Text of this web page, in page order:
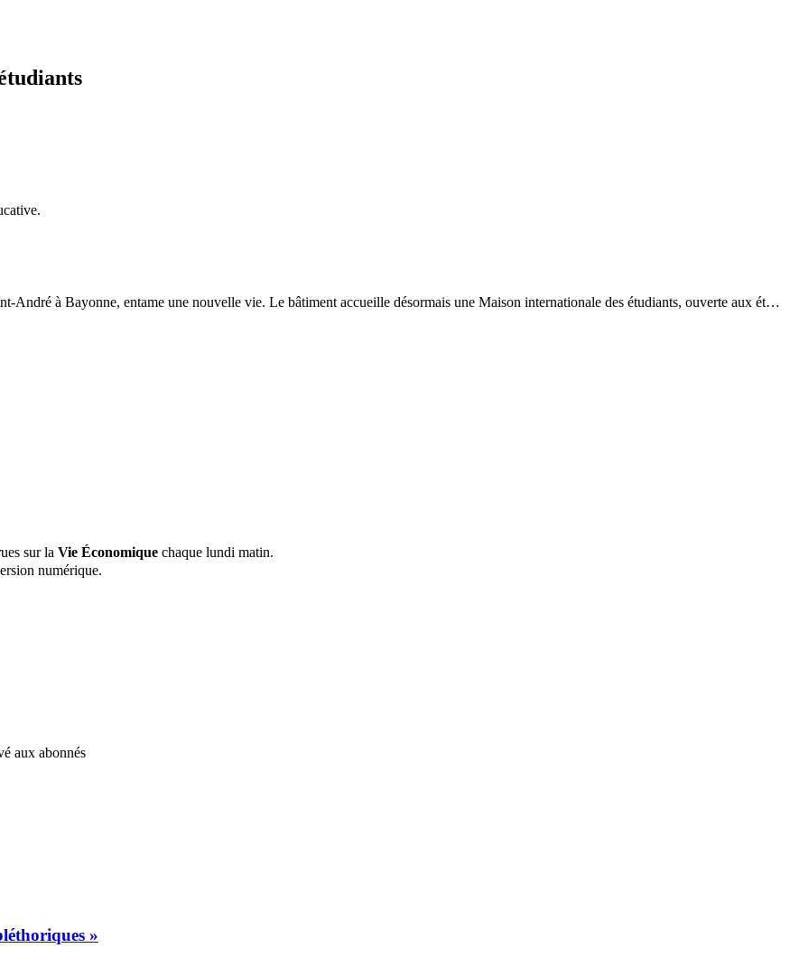
André à Bayonne, entame une nouvelle vie. Le bâtiment accueille désormais une Maison internationale des étudiants, ouverte aux ét…
sur la Vie Économique chaque lundi matin.
numérique.
aux abonnés
»